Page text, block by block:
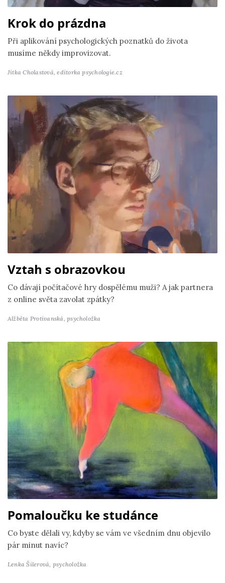
Krok do prázdna
Při aplikování psychologických poznatků do života
musíme někdy improvizovat.
Jitka Cholastová,editorka psychologie.cz
Vztah s obrazovkou
Co dávají počítačové hry dospělému muži? A jak partnera
z online světa zavolat zpátky?
Alžběta Protivanská,psycholožka
Pomaloučku ke studánce
Co byste dělali vy, kdyby se vám ve všedním dnu objevilo
pár minut navíc?
Lenka Šilerová, psycholožka